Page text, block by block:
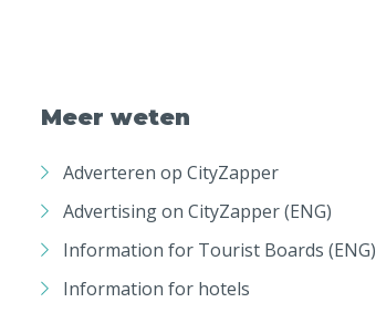
Meer weten
Adverteren op CityZapper
Advertising on CityZapper (ENG)
Information for Tourist Boards (ENG)
Information for hotels